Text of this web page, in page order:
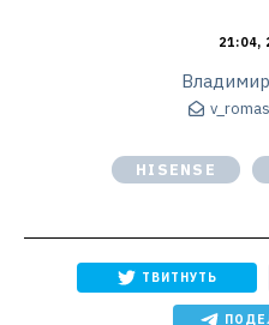
21:04,
HISENSE
ТВИТНУТЬ